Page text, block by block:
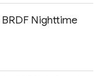
BRDF Nighttime